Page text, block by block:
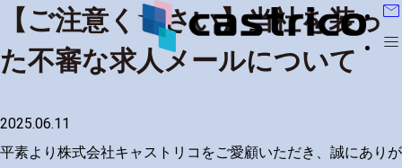
mail
menu
【ご注意ください】当社を装っ
た不審な求人メールについて
2025.06.11
平素より株式会社キャストリコをご愛顧いただき、誠にありが